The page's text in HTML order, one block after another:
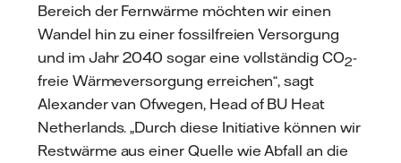
Bereich der Fernwärme möchten wir einen
Wandel hin zu einer fossilfreien Versorgung
und im Jahr 2040 sogar eine vollständig CO2-
freie Wärmeversorgung erreichen“, sagt
Alexander van Ofwegen, Head of BU Heat
Netherlands. „Durch diese Initiative können wir
Restwärme aus einer Quelle wie Abfall an die